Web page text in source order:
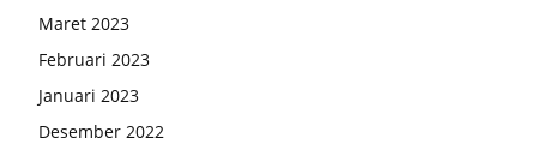
Maret 2023
Februari 2023
Januari 2023
Desember 2022